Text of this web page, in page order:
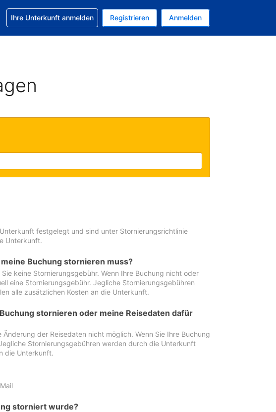
Ihre aktuelle Währung ist US-Dollar
Ihre Sprache. Ihre aktuelle Sprache ist Deutsch
Hilfe bei Ihrer Buchung erhalten
Ihre Unterkunft anmelden Registrieren Anmelden
festgelegt und sind unter Stornierungsrichtlinie
Unterkunft.
Buchung stornieren muss?
keine Stornierungsgebühr. Wenn Ihre Buchung nicht oder
eine Stornierungsgebühr. Jegliche Stornierungsgebühren
alle zusätzlichen Kosten an die Unterkunft.
stornieren oder meine Reisedaten dafür
der Reisedaten nicht möglich. Wenn Sie Ihre Buchung
Stornierungsgebühren werden durch die Unterkunft
die Unterkunft.
storniert wurde?